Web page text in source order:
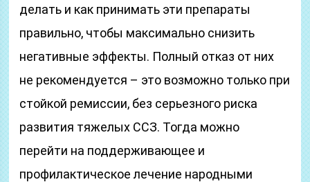
делать и как принимать эти препараты
правильно, чтобы максимально снизить
негативные эффекты. Полный отказ от них
не рекомендуется – это возможно только при
стойкой ремиссии, без серьезного риска
развития тяжелых ССЗ. Тогда можно
перейти на поддерживающее и
профилактическое лечение народными